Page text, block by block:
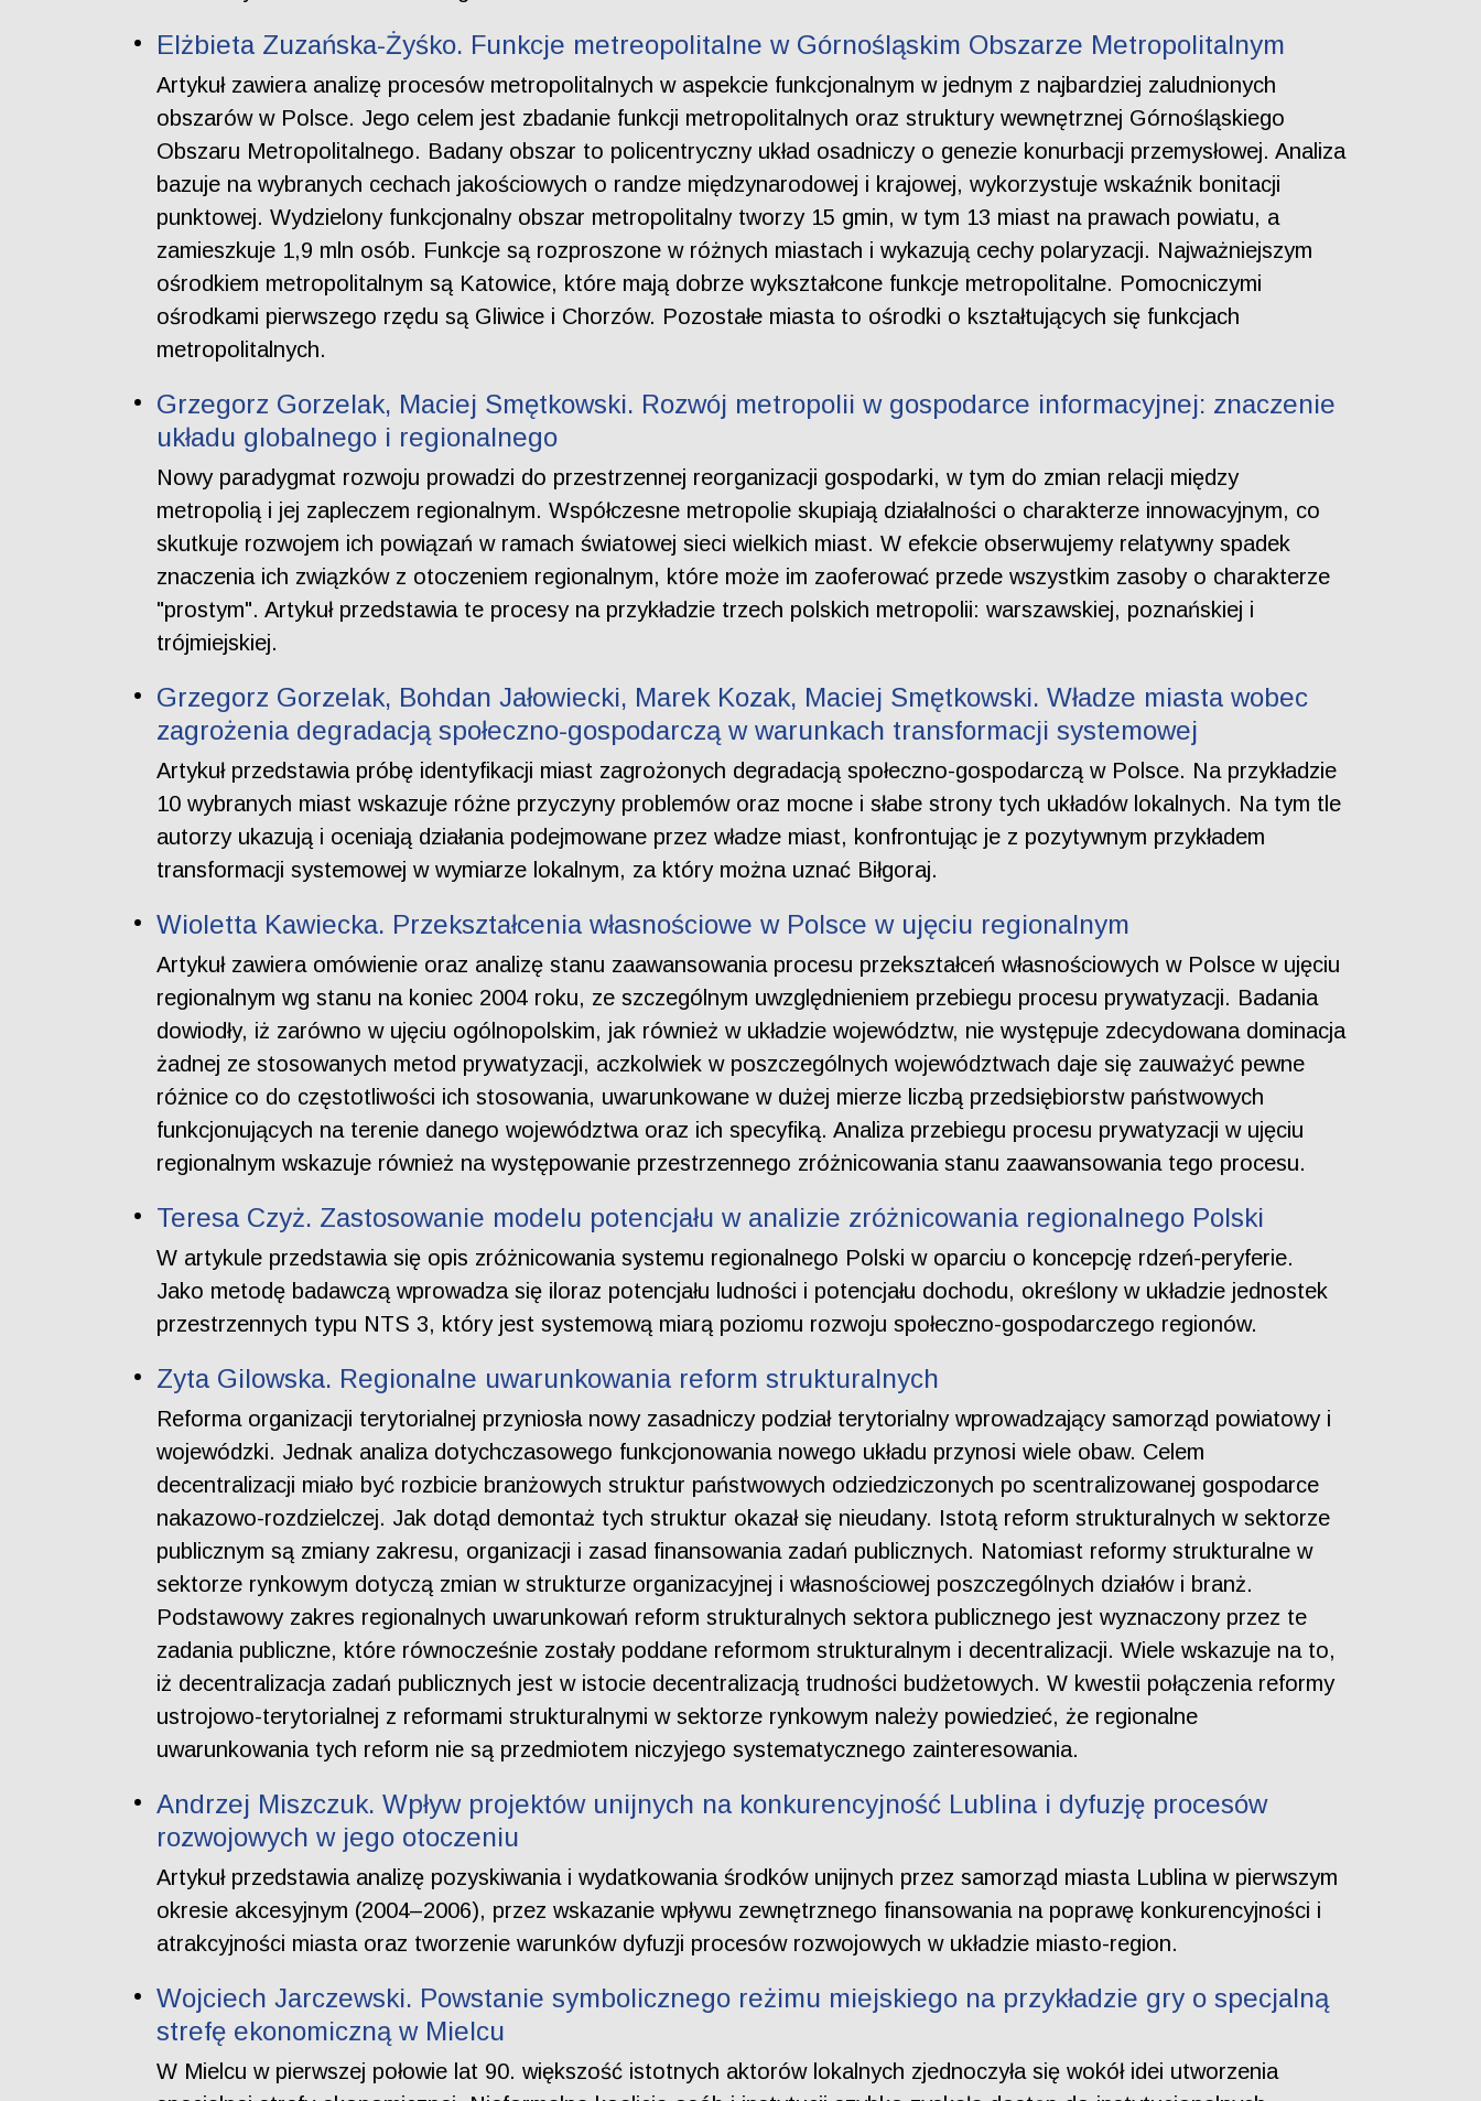
Elżbieta Zuzańska-Żyśko. Funkcje metreopolitalne w Górnośląskim Obszarze Metropolitalnym
Artykuł zawiera analizę procesów metropolitalnych w aspekcie funkcjonalnym w jednym z najbardziej zaludnionych
obszarów w Polsce. Jego celem jest zbadanie funkcji metropolitalnych oraz struktury wewnętrznej Górnośląskiego
Obszaru Metropolitalnego. Badany obszar to policentryczny układ osadniczy o genezie konurbacji przemysłowej. Analiza
bazuje na wybranych cechach jakościowych o randze międzynarodowej i krajowej, wykorzystuje wskaźnik bonitacji
punktowej. Wydzielony funkcjonalny obszar metropolitalny tworzy 15 gmin, w tym 13 miast na prawach powiatu, a
zamieszkuje 1,9 mln osób. Funkcje są rozproszone w różnych miastach i wykazują cechy polaryzacji. Najważniejszym
ośrodkiem metropolitalnym są Katowice, które mają dobrze wykształcone funkcje metropolitalne. Pomocniczymi
ośrodkami pierwszego rzędu są Gliwice i Chorzów. Pozostałe miasta to ośrodki o kształtujących się funkcjach
metropolitalnych.
Grzegorz Gorzelak, Maciej Smętkowski. Rozwój metropolii w gospodarce informacyjnej: znaczenie
układu globalnego i regionalnego
Nowy paradygmat rozwoju prowadzi do przestrzennej reorganizacji gospodarki, w tym do zmian relacji między
metropolią i jej zapleczem regionalnym. Współczesne metropolie skupiają działalności o charakterze innowacyjnym, co
skutkuje rozwojem ich powiązań w ramach światowej sieci wielkich miast. W efekcie obserwujemy relatywny spadek
znaczenia ich związków z otoczeniem regionalnym, które może im zaoferować przede wszystkim zasoby o charakterze
"prostym". Artykuł przedstawia te procesy na przykładzie trzech polskich metropolii: warszawskiej, poznańskiej i
trójmiejskiej.
Grzegorz Gorzelak, Bohdan Jałowiecki, Marek Kozak, Maciej Smętkowski. Władze miasta wobec
zagrożenia degradacją społeczno-gospodarczą w warunkach transformacji systemowej
Artykuł przedstawia próbę identyfikacji miast zagrożonych degradacją społeczno-gospodarczą w Polsce. Na przykładzie
10 wybranych miast wskazuje różne przyczyny problemów oraz mocne i słabe strony tych układów lokalnych. Na tym tle
autorzy ukazują i oceniają działania podejmowane przez władze miast, konfrontując je z pozytywnym przykładem
transformacji systemowej w wymiarze lokalnym, za który można uznać Biłgoraj.
Wioletta Kawiecka. Przekształcenia własnościowe w Polsce w ujęciu regionalnym
Artykuł zawiera omówienie oraz analizę stanu zaawansowania procesu przekształceń własnościowych w Polsce w ujęciu
regionalnym wg stanu na koniec 2004 roku, ze szczególnym uwzględnieniem przebiegu procesu prywatyzacji. Badania
dowiodły, iż zarówno w ujęciu ogólnopolskim, jak również w układzie województw, nie występuje zdecydowana dominacja
żadnej ze stosowanych metod prywatyzacji, aczkolwiek w poszczególnych województwach daje się zauważyć pewne
różnice co do częstotliwości ich stosowania, uwarunkowane w dużej mierze liczbą przedsiębiorstw państwowych
funkcjonujących na terenie danego województwa oraz ich specyfiką. Analiza przebiegu procesu prywatyzacji w ujęciu
regionalnym wskazuje również na występowanie przestrzennego zróżnicowania stanu zaawansowania tego procesu.
Teresa Czyż. Zastosowanie modelu potencjału w analizie zróżnicowania regionalnego Polski
W artykule przedstawia się opis zróżnicowania systemu regionalnego Polski w oparciu o koncepcję rdzeń-peryferie.
Jako metodę badawczą wprowadza się iloraz potencjału ludności i potencjału dochodu, określony w układzie jednostek
przestrzennych typu NTS 3, który jest systemową miarą poziomu rozwoju społeczno-gospodarczego regionów.
Zyta Gilowska. Regionalne uwarunkowania reform strukturalnych
Reforma organizacji terytorialnej przyniosła nowy zasadniczy podział terytorialny wprowadzający samorząd powiatowy i
wojewódzki. Jednak analiza dotychczasowego funkcjonowania nowego układu przynosi wiele obaw. Celem
decentralizacji miało być rozbicie branżowych struktur państwowych odziedziczonych po scentralizowanej gospodarce
nakazowo-rozdzielczej. Jak dotąd demontaż tych struktur okazał się nieudany. Istotą reform strukturalnych w sektorze
publicznym są zmiany zakresu, organizacji i zasad finansowania zadań publicznych. Natomiast reformy strukturalne w
sektorze rynkowym dotyczą zmian w strukturze organizacyjnej i własnościowej poszczególnych działów i branż.
Podstawowy zakres regionalnych uwarunkowań reform strukturalnych sektora publicznego jest wyznaczony przez te
zadania publiczne, które równocześnie zostały poddane reformom strukturalnym i decentralizacji. Wiele wskazuje na to,
iż decentralizacja zadań publicznych jest w istocie decentralizacją trudności budżetowych. W kwestii połączenia reformy
ustrojowo-terytorialnej z reformami strukturalnymi w sektorze rynkowym należy powiedzieć, że regionalne
uwarunkowania tych reform nie są przedmiotem niczyjego systematycznego zainteresowania.
Andrzej Miszczuk. Wpływ projektów unijnych na konkurencyjność Lublina i dyfuzję procesów
rozwojowych w jego otoczeniu
Artykuł przedstawia analizę pozyskiwania i wydatkowania środków unijnych przez samorząd miasta Lublina w pierwszym
okresie akcesyjnym (2004–2006), przez wskazanie wpływu zewnętrznego finansowania na poprawę konkurencyjności i
atrakcyjności miasta oraz tworzenie warunków dyfuzji procesów rozwojowych w układzie miasto-region.
Wojciech Jarczewski. Powstanie symbolicznego reżimu miejskiego na przykładzie gry o specjalną
strefę ekonomiczną w Mielcu
W Mielcu w pierwszej połowie lat 90. większość istotnych aktorów lokalnych zjednoczyła się wokół idei utworzenia